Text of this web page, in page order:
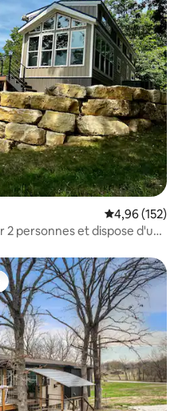
Évaluation
4,96 (152)
2 personnes et dispose d'un
plus appréciés